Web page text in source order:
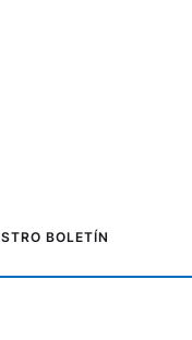
BOLETÍN